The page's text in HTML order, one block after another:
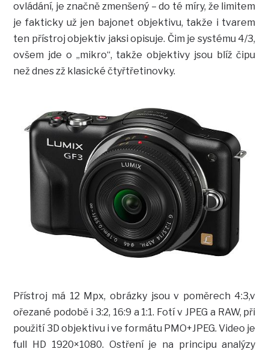
ovládání, je značně zmenšený – do té míry, že limitem
je fakticky už jen bajonet objektivu, takže i tvarem
ten přístroj objektiv jaksi opisuje. Čim je systému 4/3,
ovšem jde o „mikro“, takže objektivy jsou blíž čipu
než dnes zž klasické čtyřtřetinovky.
Přístroj má 12 Mpx, obrázky jsou v poměrech 4:3,v
ořezané podobě i 3:2, 16:9 a 1:1. Fotí v JPEG a RAW, při
použití 3D objektivu i ve formátu PMO+JPEG. Video je
full HD 1920×1080. Ostření je na principu analýzy